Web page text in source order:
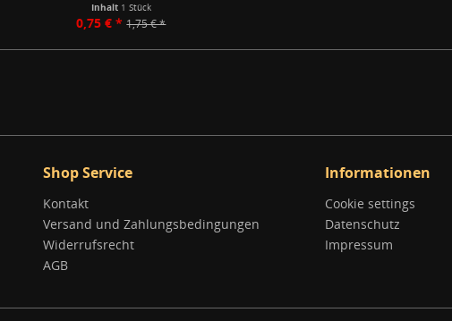
Inhalt 1 Stück
0,75 € * 1,75 € *
Shop Service
Kontakt
Versand und Zahlungsbedingungen
Widerrufsrecht
AGB
Informationen
Cookie settings
Datenschutz
Impressum